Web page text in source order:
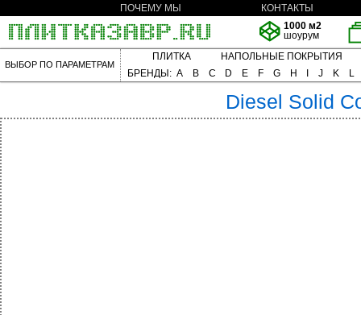
ПОЧЕМУ МЫ
КОНТАКТЫ
1000 м2
шоурум
ВЫБОР ПО ПАРАМЕТРАМ
ПЛИТКА
НАПОЛЬНЫЕ ПОКРЫТИЯ
БРЕНДЫ: A B C D E F G H J K L
Diesel Solid